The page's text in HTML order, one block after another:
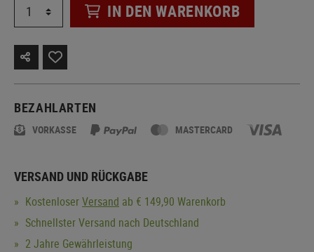
IN DEN WARENKORB
BEZAHLARTEN
VORKASSE MASTERCARD
VERSAND UND RÜCKGABE
KostenloserVersand ab € 149,90 Warenkorb
Schnellster Versand nach Deutschland
2 Jahre Gewährleistung